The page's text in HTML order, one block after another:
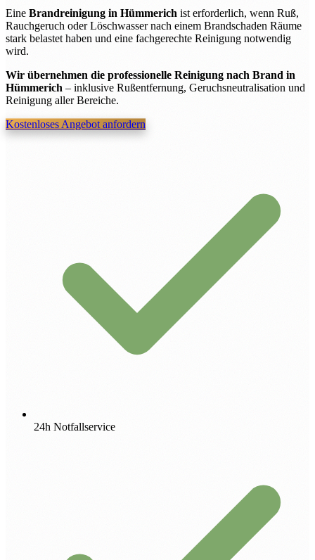
Eine Brandreinigung in Hümmerich ist erforderlich, wenn Ruß,
Rauchgeruch oder Löschwasser nach einem Brandschaden Räume
stark belastet haben und eine fachgerechte Reinigung notwendig
wird.
Wir übernehmen die professionelle Reinigung nach Brand in
Hümmerich– inklusive Rußentfernung, Geruchsneutralisation und
Reinigung aller Bereiche.
Kostenloses Angebot anfordern
24h Notfallservice